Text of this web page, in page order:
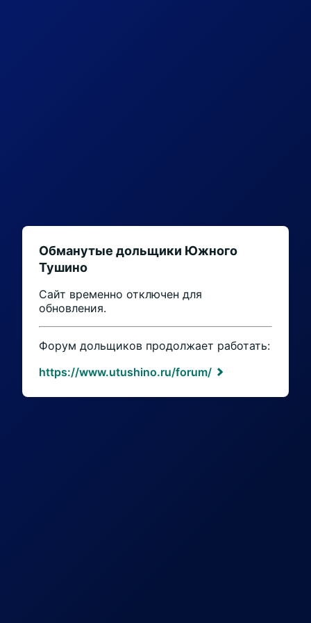
Обманутые дольщики Южного
Тушино
Сайт временно отключен для
обновления.
Форум дольщиков продолжает работать:
https://www.utushino.ru/forum/